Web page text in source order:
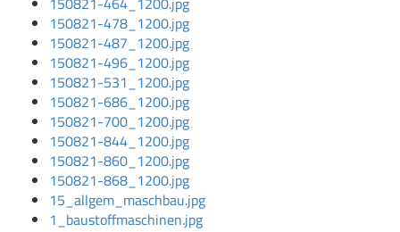
150821-478_1200.jpg
150821-487_1200.jpg
150821-496_1200.jpg
150821-531_1200.jpg
150821-686_1200.jpg
150821-700_1200.jpg
150821-844_1200.jpg
150821-860_1200.jpg
150821-868_1200.jpg
15_allgem_maschbau.jpg
1_baustoffmaschinen.jpg